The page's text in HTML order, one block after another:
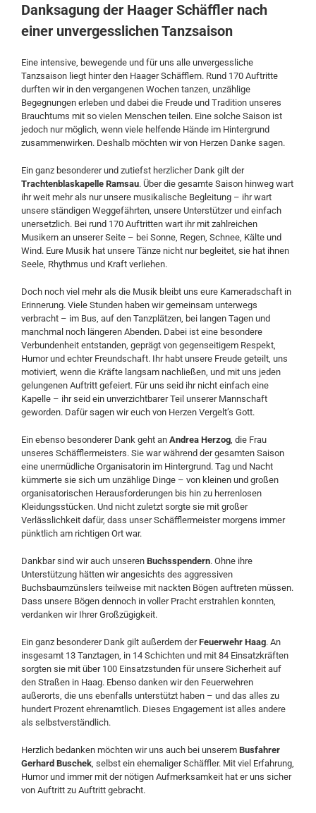
Danksagung der Haager Schäffler nach
einer unvergesslichen Tanzsaison
Eine intensive, bewegende und für uns alle unvergessliche
Tanzsaison liegt hinter den Haager Schäfflern. Rund 170 Auftritte
durften wir in den vergangenen Wochen tanzen, unzählige
Begegnungen erleben und dabei die Freude und Tradition unseres
Brauchtums mit so vielen Menschen teilen. Eine solche Saison ist
jedoch nur möglich, wenn viele helfende Hände im Hintergrund
zusammenwirken. Deshalb möchten wir von Herzen Danke sagen.
Ein ganz besonderer und zutiefst herzlicher Dank gilt der
Trachtenblaskapelle Ramsau. Über die gesamte Saison hinweg wart
ihr weit mehr als nur unsere musikalische Begleitung – ihr wart
unsere ständigen Weggefährten, unsere Unterstützer und einfach
unersetzlich. Bei rund 170 Auftritten wart ihr mit zahlreichen
Musikern an unserer Seite – bei Sonne, Regen, Schnee, Kälte und
Wind. Eure Musik hat unsere Tänze nicht nur begleitet, sie hat ihnen
Seele, Rhythmus und Kraft verliehen.
Doch noch viel mehr als die Musik bleibt uns eure Kameradschaft in
Erinnerung. Viele Stunden haben wir gemeinsam unterwegs
verbracht – im Bus, auf den Tanzplätzen, bei langen Tagen und
manchmal noch längeren Abenden. Dabei ist eine besondere
Verbundenheit entstanden, geprägt von gegenseitigem Respekt,
Humor und echter Freundschaft. Ihr habt unsere Freude geteilt, uns
motiviert, wenn die Kräfte langsam nachließen, und mit uns jeden
gelungenen Auftritt gefeiert. Für uns seid ihr nicht einfach eine
Kapelle – ihr seid ein unverzichtbarer Teil unserer Mannschaft
geworden. Dafür sagen wir euch von Herzen Vergelt’s Gott.
Ein ebenso besonderer Dank geht an Andrea Herzog, die Frau
unseres Schäfflermeisters. Sie war während der gesamten Saison
eine unermüdliche Organisatorin im Hintergrund. Tag und Nacht
kümmerte sie sich um unzählige Dinge – von kleinen und großen
organisatorischen Herausforderungen bis hin zu herrenlosen
Kleidungsstücken. Und nicht zuletzt sorgte sie mit großer
Verlässlichkeit dafür, dass unser Schäfflermeister morgens immer
pünktlich am richtigen Ort war.
Dankbar sind wir auch unserenBuchsspendern. Ohne ihre
Unterstützung hätten wir angesichts des aggressiven
Buchsbaumzünslers teilweise mit nackten Bögen auftreten müssen.
Dass unsere Bögen dennoch in voller Pracht erstrahlen konnten,
verdanken wir Ihrer Großzügigkeit.
Ein ganz besonderer Dank gilt außerdem derFeuerwehr Haag. An
insgesamt 13 Tanztagen, in 14 Schichten und mit 84 Einsatzkräften
sorgten sie mit über 100 Einsatzstunden für unsere Sicherheit auf
den Straßen in Haag. Ebenso danken wir den Feuerwehren
außerorts, die uns ebenfalls unterstützt haben – und das alles zu
hundert Prozent ehrenamtlich. Dieses Engagement ist alles andere
als selbstverständlich.
Herzlich bedanken möchten wir uns auch bei unseremBusfahrer
Gerhard Buschek, selbst ein ehemaliger Schäffler. Mit viel Erfahrung,
Humor und immer mit der nötigen Aufmerksamkeit hat er uns sicher
von Auftritt zu Auftritt gebracht.